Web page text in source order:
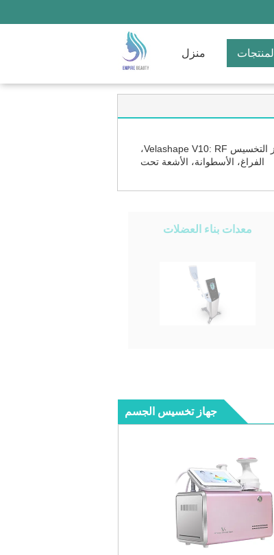
منزل المنتجات
جهاز التخسيس Velashape V10: RF،
الفراغ، الأسطوانة، الأشعة تحت
معدات بناء العضلات
جهاز تخسيس الجسم